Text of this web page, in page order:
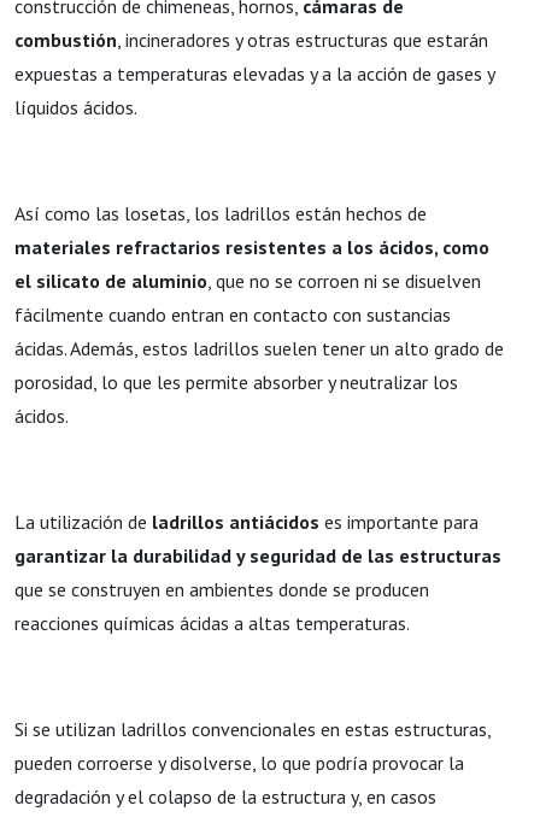
construcción de chimeneas, hornos, cámaras de
combustión, incineradores y otras estructuras que estarán
expuestas a temperaturas elevadas y a la acción de gases y
líquidos ácidos.
Así como las losetas, los ladrillos están hechos de
materiales refractarios resistentes a los ácidos, como
el silicato de aluminio, que no se corroen ni se disuelven
fácilmente cuando entran en contacto con sustancias
ácidas. Además, estos ladrillos suelen tener un alto grado de
porosidad, lo que les permite absorber y neutralizar los
ácidos.
La utilización de ladrillos antiácidos es importante para
garantizar la durabilidad y seguridad de las estructuras
que se construyen en ambientes donde se producen
reacciones químicas ácidas a altas temperaturas.
Si se utilizan ladrillos convencionales en estas estructuras,
pueden corroerse y disolverse, lo que podría provocar la
degradación y el colapso de la estructura y, en casos